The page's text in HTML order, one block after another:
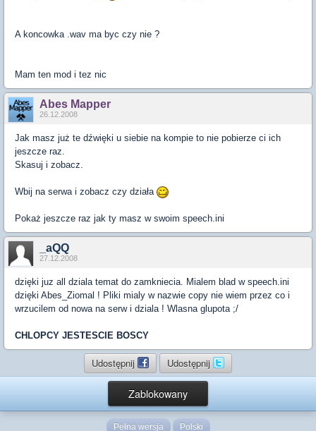
A koncowka .wav ma byc czy nie ?
Mam ten mod i tez nic
Abes Mapper
26.12.2008
Jak masz już te dźwięki u siebie na kompie to nie pobierze ci ich
jeszcze raz.
Skasuj i zobacz.
Wbij na serwa i zobacz czy działa
Pokaż jeszcze raz jak ty masz w swoim speech.ini
_aQQ
27.12.2008
dzięki juz all dziala temat do zamkniecia. Mialem blad w speech.ini
dzięki Abes_Ziomal ! Pliki mialy w nazwie copy nie wiem przez co i
wrzucilem od nowa na serw i dziala ! Wlasna glupota ;/
CHLOPCY JESTESCIE BOSCY
Udostępnij Udostępnij
Zablokowany
Pełna wersja Polski